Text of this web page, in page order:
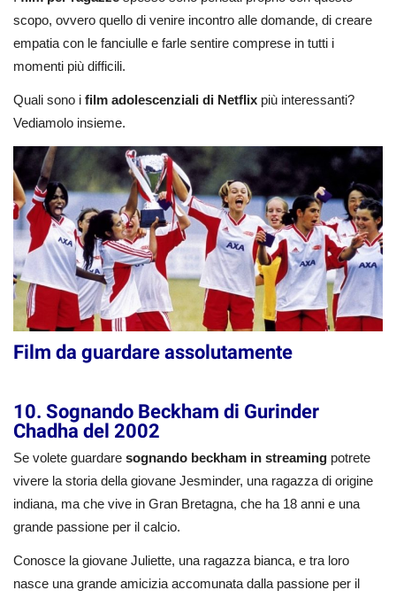
scopo, ovvero quello di venire incontro alle domande, di creare
empatia con le fanciulle e farle sentire comprese in tutti i
momenti più difficili.
Quali sono i film adolescenziali di Netflix più interessanti?
Vediamolo insieme.
Film da guardare assolutamente
10. Sognando Beckham di Gurinder
Chadha del 2002
Se volete guardare sognando beckham in streaming potrete
vivere la storia della giovane Jesminder, una ragazza di origine
indiana, ma che vive in Gran Bretagna, che ha 18 anni e una
grande passione per il calcio.
Conosce la giovane Juliette, una ragazza bianca, e tra loro
nasce una grande amicizia accomunata dalla passione per il